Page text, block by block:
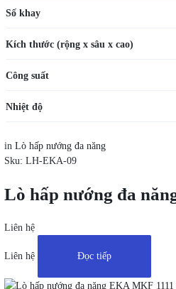
Số khay
Kích thước (rộng x sâu x cao)
Công suất
Nhiệt độ
in Lò hấp nướng đa năng
Sku:LH-EKA-09
Lò hấp nướng đa
Liên hệ
Liên hệ Đọc tiếp